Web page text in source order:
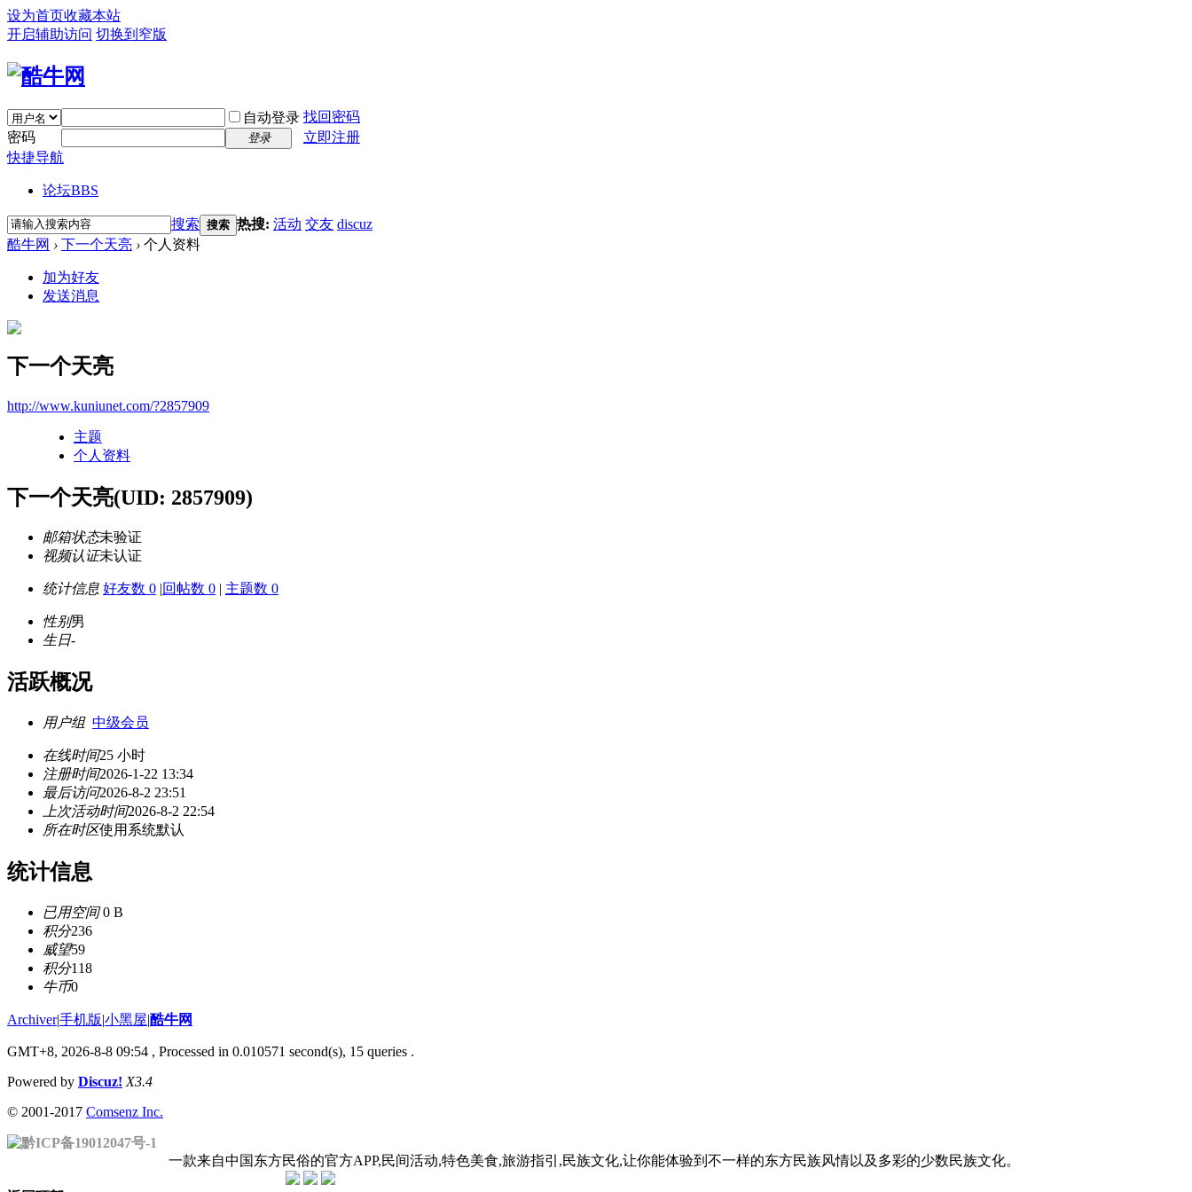
设为首页收藏本站
开启辅助访问 切换到窄版
自动登录 找回密码
密码
登录
立即注册
快捷导航
论坛BBS
搜索 搜索 热搜: 活动 交友 discuz
酷牛网 › 下一个天亮 › 个人资料
加为好友
发送消息
下一个天亮
http://www.kuniunet.com/?2857909
主题
个人资料
下一个天亮(UID: 2857909)
邮箱状态未验证
视频认证未认证
统计信息 好友数 0 |回帖数 0 | 主题数 0
性别男
生日-
活跃概况
用户组 中级会员
在线时间25 小时
注册时间2026-1-22 13:34
最后访问2026-8-2 23:51
上次活动时间2026-8-2 22:54
所在时区使用系统默认
统计信息
已用空间0 B
积分236
威望59
积分118
牛币0
Archiver|手机版|小黑屋|酷牛网
GMT+8, 2026-8-8 09:54 , Processed in 0.010571 second(s), 15 queries .
Powered by Discuz! X3.4
© 2001-2017 Comsenz Inc.
黔ICP备19012047号-1
一款来自中国东方民俗的官方APP,民间活动,特色美食,旅游指引,民族文化,让你能体验到不一样的东方民族风情以及多彩的少数民族文化。